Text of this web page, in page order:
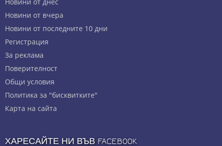
Новини от вчера
Новини от последните 10 дни
Регистрация
За реклама
Πoвepитeлнocт
Общи условия
Политика за "бисквитките"
Карта на сайта
ХАРЕСАЙТЕ НИ ВЪВ FACEBOOK